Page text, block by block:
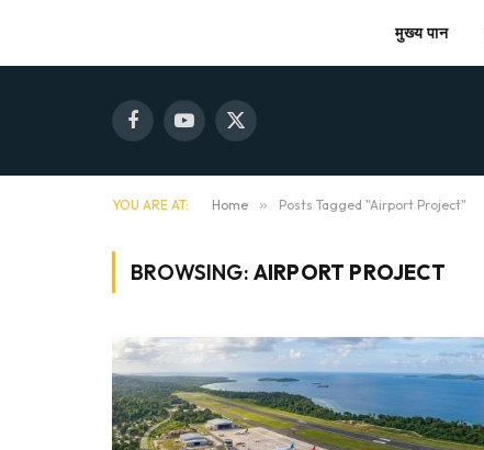
मुख्य पान
FacebookYouTube
X
YOU ARE AT: Home » Posts Tagged "Airport Project"
BROWSING: AIRPORT PROJECT